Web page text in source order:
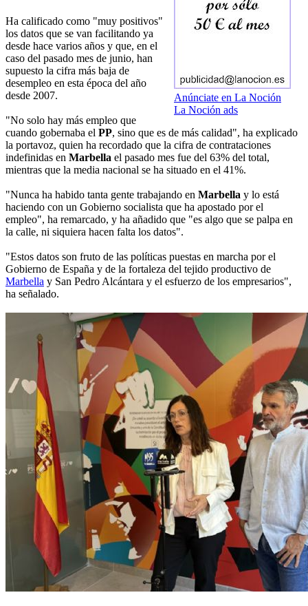
Anúnciate en La Noción
La Noción ads
Ha calificado como "muy positivos"
los datos que se van facilitando ya
desde hace varios años y que, en el
caso del pasado mes de junio, han
supuesto la cifra más baja de
desempleo en esta época del año
desde 2007.
"No solo hay más empleo que
cuando gobernaba el PP, sino que es de más calidad", ha explicado
la portavoz, quien ha recordado que la cifra de contrataciones
indefinidas en Marbella el pasado mes fue del 63% del total,
mientras que la media nacional se ha situado en el 41%.
"Nunca ha habido tanta gente trabajando en Marbella y lo está
haciendo con un Gobierno socialista que ha apostado por el
empleo", ha remarcado, y ha añadido que "es algo que se palpa en
la calle, ni siquiera hacen falta los datos".
"Estos datos son fruto de las políticas puestas en marcha por el
Gobierno de España y de la fortaleza del tejido productivo de
Marbella y San Pedro Alcántara y el esfuerzo de los empresarios",
ha señalado.